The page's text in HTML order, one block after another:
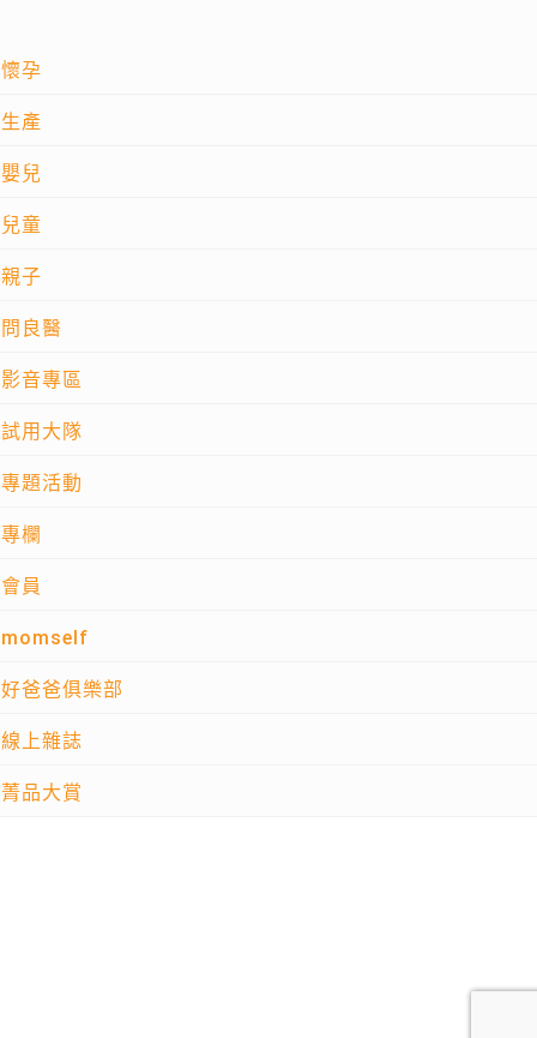
懷孕
生產
嬰兒
兒童
親子
問良醫
影音專區
試用大隊
專題活動
專欄
會員
momself
好爸爸俱樂部
線上雜誌
菁品大賞